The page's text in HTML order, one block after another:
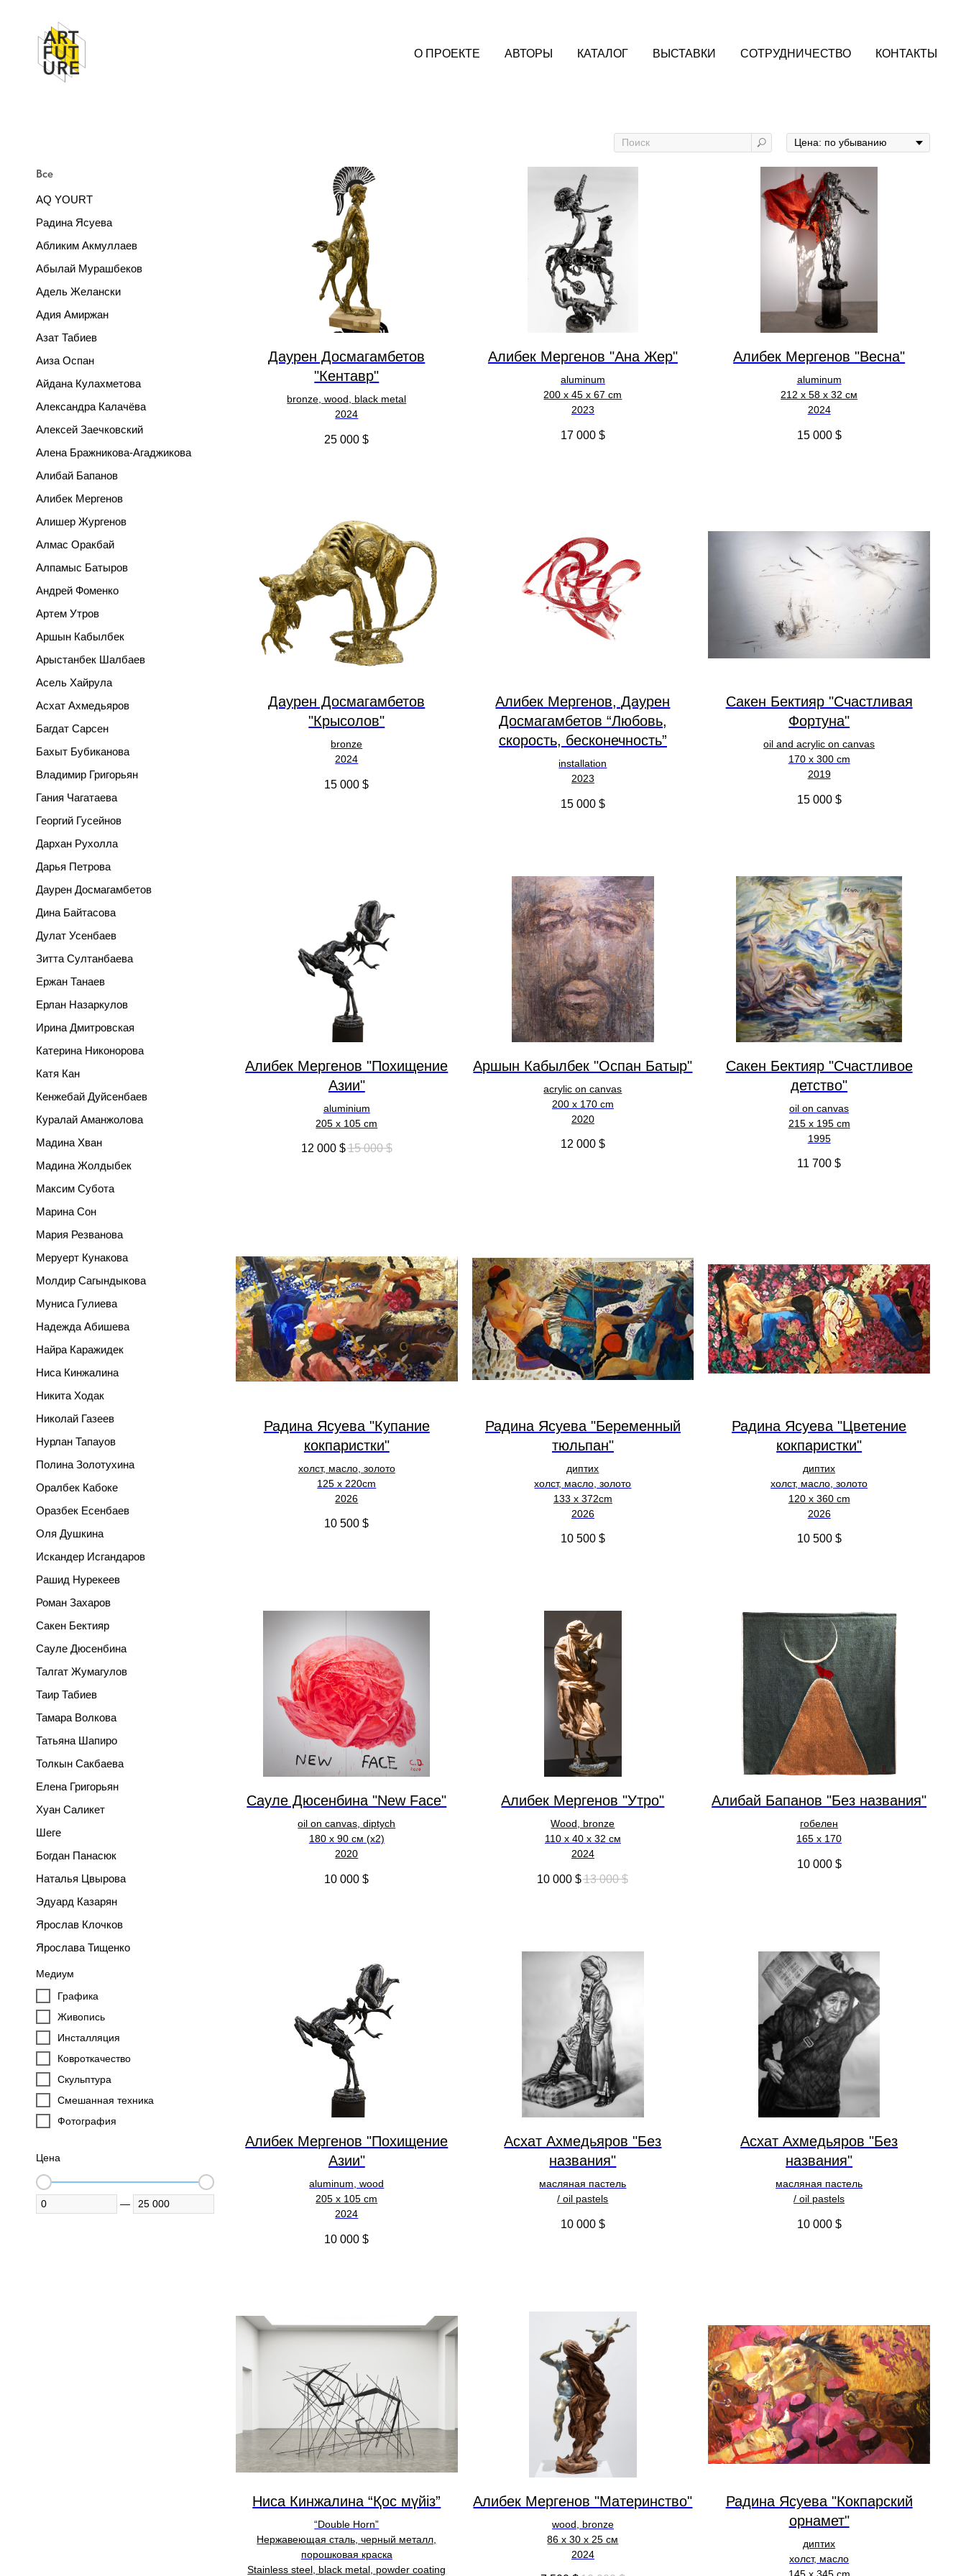
О ПРОЕКТЕ АВТОРЫ КАТАЛОГ ВЫСТАВКИ СОТРУДНИЧЕСТВО КОНТАКТЫ
Все
AQ YOURT
Радина Ясуева
Абликим Акмуллаев
Абылай Мурашбеков
Адель Желански
Адия Амиржан
Азат Табиев
Аиза Оспан
Айдана Кулахметова
Александра Калачёва
Алексей Заечковский
Алена Бражникова-Агаджикова
Алибай Бапанов
Алибек Мергенов
Алишер Жургенов
Алмас Оракбай
Алпамыс Батыров
Андрей Фоменко
Артем Утров
Аршын Кабылбек
Арыстанбек Шалбаев
Асель Хайрула
Асхат Ахмедьяров
Багдат Сарсен
Бахыт Бубиканова
Владимир Григорьян
Гания Чагатаева
Георгий Гусейнов
Дархан Рухолла
Дарья Петрова
Даурен Досмагамбетов
Дина Байтасова
Дулат Усенбаев
Зитта Султанбаева
Ержан Танаев
Ерлан Назаркулов
Ирина Дмитровская
Катерина Никонорова
Катя Кан
Кенжебай Дуйсенбаев
Куралай Аманжолова
Мадина Хван
Мадина Жолдыбек
Максим Субота
Марина Сон
Мария Резванова
Меруерт Кунакова
Молдир Сагындыкова
Муниса Гулиева
Надежда Абишева
Найра Каражидек
Ниса Кинжалина
Никита Ходак
Николай Газеев
Нурлан Тапауов
Полина Золотухина
Оралбек Кабоке
Оразбек Есенбаев
Оля Душкина
Искандер Исгандаров
Рашид Нурекеев
Роман Захаров
Сакен Бектияр
Сауле Дюсенбина
Талгат Жумагулов
Таир Табиев
Тамара Волкова
Татьяна Шапиро
Толкын Сакбаева
Елена Григорьян
Хуан Саликет
Шеге
Богдан Панасюк
Наталья Цвырова
Эдуард Казарян
Ярослав Клочков
Ярослава Тищенко
Медиум
Графика
Живопись
Инсталляция
Ковроткачество
Скульптура
Смешанная техника
Фотография
Цена
—
Даурен Досмагамбетов
"Кентавр"
bronze, wood, black metal
2024
25 000 $
Алибек Мергенов "Ана Жер"
aluminum
200 х 45 х 67 cm
2023
17 000 $
Алибек Мергенов "Весна"
aluminum
212 х 58 х 32 см
2024
15 000 $
Даурен Досмагамбетов
"Крысолов"
bronze
2024
15 000 $
Алибек Мергенов, Даурен
Досмагамбетов “Любовь,
скорость, бесконечность”
installation
2023
15 000 $
Сакен Бектияр "Счастливая
Фортуна"
oil and acrylic on canvas
170 x 300 cm
2019
15 000 $
Алибек Мергенов "Похищение
Азии"
aluminium
205 x 105 cm
12 000 $15 000 $
Аршын Кабылбек "Оспан Батыр"
acrylic on canvas
200 x 170 cm
2020
12 000 $
Сакен Бектияр "Счастливое
детство"
oil on canvas
215 x 195 cm
1995
11 700 $
Радина Ясуева "Купание
кокпаристки"
холст, масло, золото
125 х 220cm
2026
10 500 $
Радина Ясуева "Беременный
тюльпан"
диптих
холст, масло, золото
133 х 372cm
2026
10 500 $
Радина Ясуева "Цветение
кокпаристки"
диптих
холст, масло, золото
120 х 360 cm
2026
10 500 $
Сауле Дюсенбина "New Face"
oil on canvas, diptych
180 x 90 см (х2)
2020
10 000 $
Алибек Мергенов "Утро"
Wood, bronze
110 х 40 х 32 см
2024
10 000 $ 13 000 $
Алибай Бапанов "Без названия"
гобелен
165 x 170
10 000 $
Алибек Мергенов "Похищение
Азии"
aluminum, wood
205 х 105 cm
2024
10 000 $
Асхат Ахмедьяров "Без
названия"
масляная пастель
/ oil pastels
10 000 $
Асхат Ахмедьяров "Без
названия"
масляная пастель
/ oil pastels
10 000 $
Ниса Кинжалина “Қос мүйіз”
“Double Horn”
Нержавеющая сталь, черный металл,
порошковая краска
Stainless steel, black metal, powder coating
Алибек Мергенов "Материнство"
wood, bronze
86 х 30 х 25 см
2024
Радина Ясуева "Кокпарский
орнамет"
диптих
холст, масло